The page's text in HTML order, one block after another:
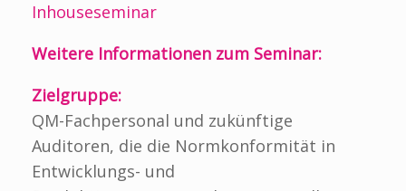
Inhouseseminar
Weitere Informationen zum Seminar:
Zielgruppe:
QM-Fachpersonal und zukünftige
Auditoren, die die Normkonformität in
Entwicklungs- und